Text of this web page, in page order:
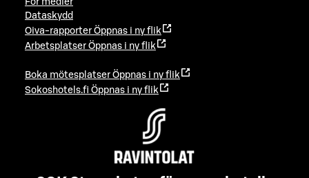
För medier
Dataskydd
Oiva-rapporter Öppnas i ny flik
Arbetsplatser Öppnas i ny flik
Boka mötesplatser Öppnas i ny flik
Sokoshotels.fi Öppnas i ny flik